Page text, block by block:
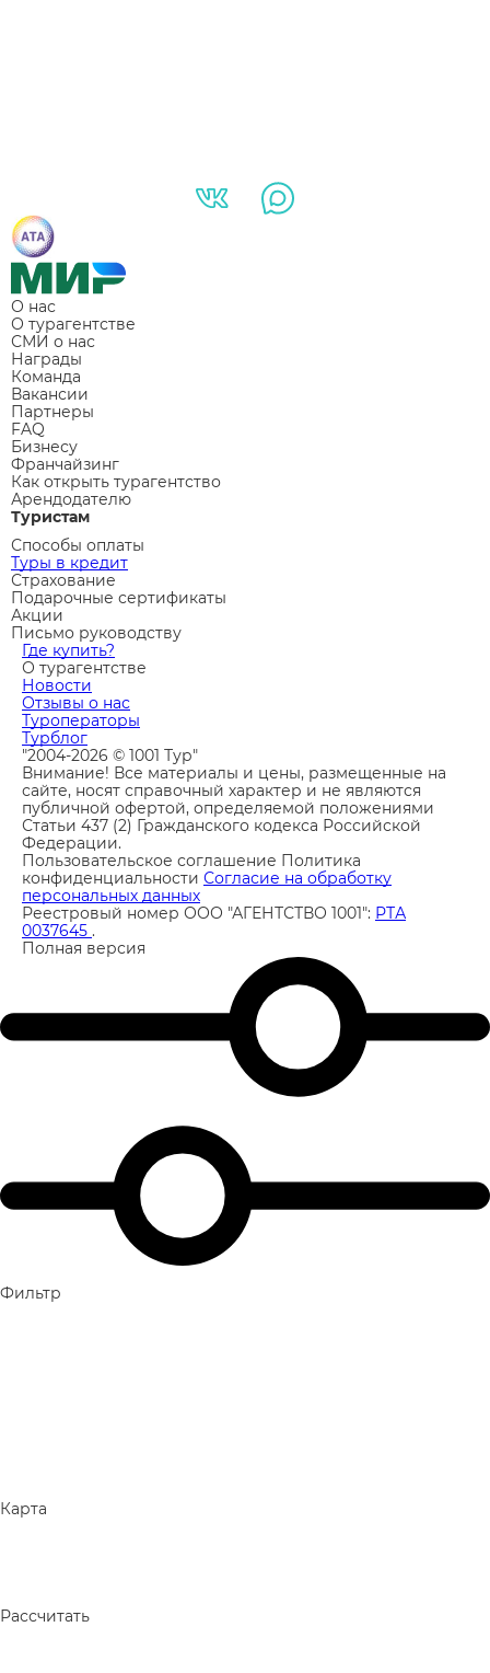
О нас
О турагентстве
СМИ о нас
Награды
Команда
Вакансии
Партнеры
FAQ
Бизнесу
Франчайзинг
Как открыть турагентство
Арендодателю
Туристам
Способы оплаты
Туры в кредит
Страхование
Подарочные сертификаты
Акции
Письмо руководству
Где купить?
О турагентстве
Новости
Отзывы о нас
Туроператоры
Турблог
"2004-2026 © 1001 Тур"
Внимание! Все материалы и цены, размещенные на
сайте, носят справочный характер и не являются
публичной офертой, определяемой положениями
Статьи 437 (2) Гражданского кодекса Российской
Федерации.
Пользовательское соглашение Политика
конфиденциальности Согласие на обработку
персональных данных
Реестровый номер ООО "АГЕНТСТВО 1001": РТА
0037645 .
Полная версия
Фильтр
Карта
Рассчитать